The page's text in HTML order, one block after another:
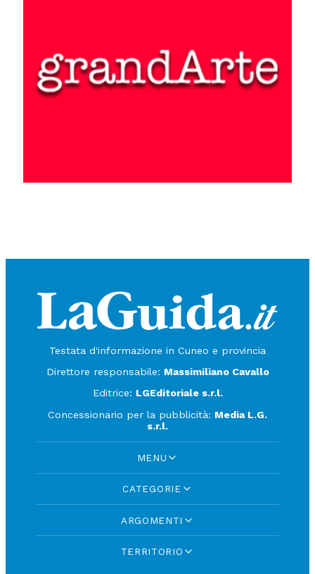
Testata d'informazione in Cuneo e provincia
Direttore responsabile: Massimiliano Cavallo
Editrice: LGEditoriale s.r.l.
Concessionario per la pubblicità: Media L.G.
s.r.l.
MENU
CATEGORIE
ARGOMENTI
TERRITORIO